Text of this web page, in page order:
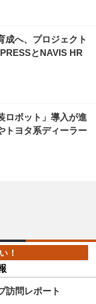
成へ、プロジェクト
とNAVIS HR
ロボット」導入が進
トヨタ系ディーラー
訪問レポート